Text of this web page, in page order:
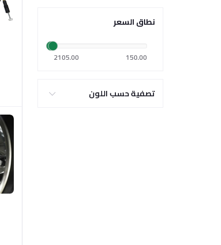
نطاق السعر
150.00
2105.00
تصفية حسب اللون